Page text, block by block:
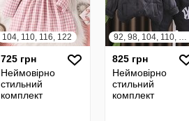
104, 110, 116, 122
725 грн
Неймовірно
стильний
комплект
92, 98, 104, 110, 116, 122
825 грн
Неймовірно
стильний
комплект